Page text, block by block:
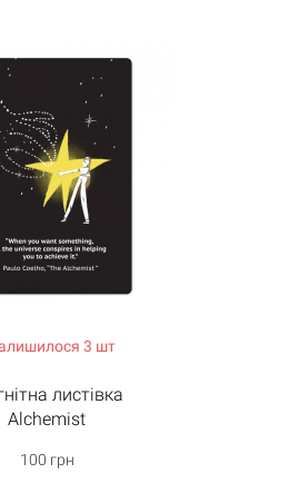
3 шт
листівка
Alchemist
100 грн